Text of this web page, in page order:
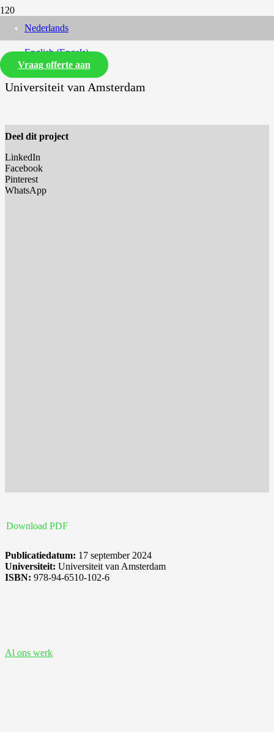
Nederlands
English(Engels)
Vraag offerte aan
Universiteit van Amsterdam
Deel dit project
LinkedIn
Facebook
Pinterest
WhatsApp
Download PDF
Publicatiedatum: 17 september 2024
Universiteit: Universiteit van Amsterdam
ISBN: 978-94-6510-102-6
Al ons werk